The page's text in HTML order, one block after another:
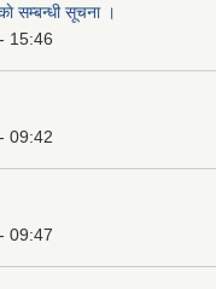
सम्बन्धी सूचना ।
15:46
09:42
09:47